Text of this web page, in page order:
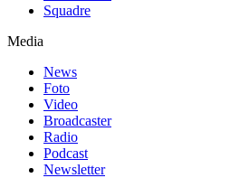
Squadre
Media
News
Foto
Video
Broadcaster
Radio
Podcast
Newsletter